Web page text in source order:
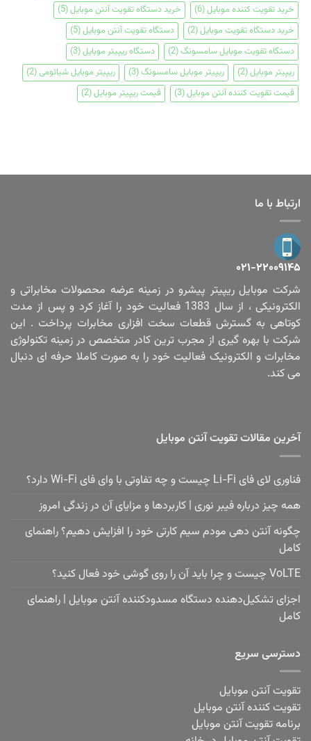
خرید تقویت کننده موبایل(6) خرید دستگاه تقویت آنتن موبایل(5)
خرید دستگاه تقویت موبایل(2) دستگاه تقویت آنتن موبایل(5)
دستگاه تقویت موبایل سامسونگ(2) دستگاه ریپیتر موبایل(3)
ریپیتر موبایل(2) ریپیتر موبایل سامسونگ(3) ریپیتر موبایل شیائومی(2)
قیمت تقویت کننده آنتن موبایل(3) قیمت ریپیتر موبایل(2)
ارتباط با ما
۰۲۱-۲۲۰۰۹۱۴۵
شرکت موبایل ریپیتر پیشرو در زمینه عرضه محصولات مخابراتی و
الکترونیکی ، از سال 1383 فعالیت خود را آغاز کرد و پس از مدت
کوتاهی به گسترش قطعات سخت افزاری مخابرات پرداخت . این
شرکت با بهره گیری از مجرب ترین کادر متخصص در زمینه تکنولوژی
مخابرات و الکترونیک فعالیت خود را به صورت کاملا حرفه ای دنبال
می کند.
آخرین مقالات تقویت آنتن موبایل
فناوری لای فای Li-Fi چیست و چه تفاوتی با وای فای Wi-Fi دارد؟
همه چیز درباره فیبر نوری | کاربردها و مزایای آن در زندگی امروز
چگونه آنتن دهی مودم سیم کارتی خود را افزایش دهیم؟ راهنمای
کامل
VoLTE چیست و چرا باید آن را روی گوشی خود فعال کنید؟
اجزای تشکیل‌دهنده دستگاه مسدودکننده آنتن موبایل | راهنمای
کامل
دسترسی سریع
تقویت آنتن موبایل
تقویت کننده آنتن موبایل
برنامه تقویت آنتن موبایل